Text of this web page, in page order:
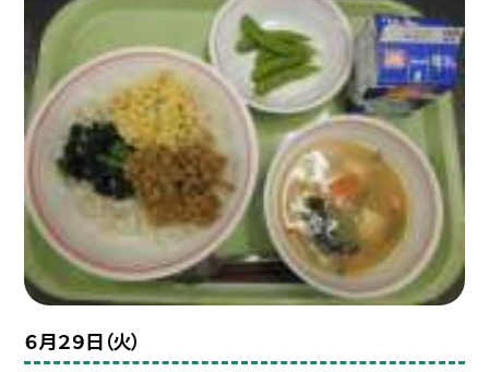
６月２９日（火）